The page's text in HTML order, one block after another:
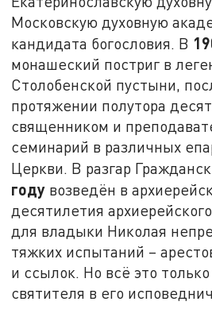
Московскую духовную
кандидата богословия. В
монашеский постриг в
Столобенской пустыни,
протяжении полутора
священником и
семинарий в различных
Церкви. В разгар
году возведён в
десятилетия
для владыки Николая
тяжких испытаний –
и ссылок. Но всё это
святителя в его